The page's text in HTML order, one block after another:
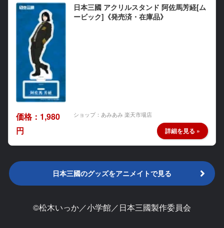
日本三國 アクリルスタンド 阿佐馬芳経[ム
ービック]《発売済・在庫品》
価格：1,980
円
ショップ：あみあみ 楽天市場店
日本三國のグッズをアニメイトで見る
©松木いっか／小学館／日本三國製作委員会